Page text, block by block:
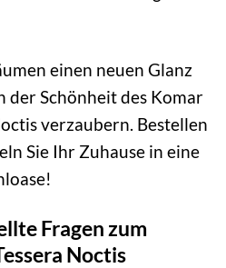
einen neuen Glanz
der Schönheit des Komar
verzaubern. Bestellen
Sie Ihr Zuhause in eine
Fragen zum
Noctis